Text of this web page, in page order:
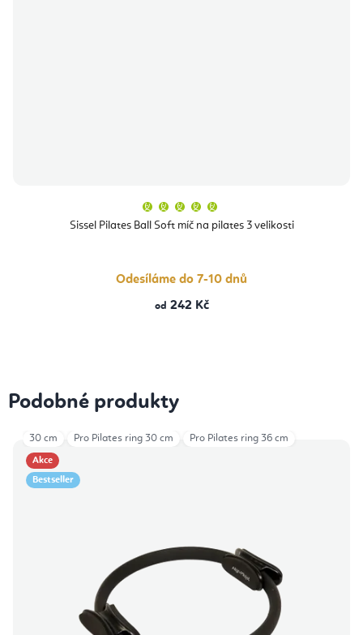
Sissel Pilates Ball Soft míč na pilates 3 velikosti
produktu
je
hvězdiček.
Odesíláme do 7-10 dnů
od 242 Kč
Podobné produkty
Akce
Bestseller
30 cm Pro Pilates ring 30 cm Pro Pilates ring 36 cm